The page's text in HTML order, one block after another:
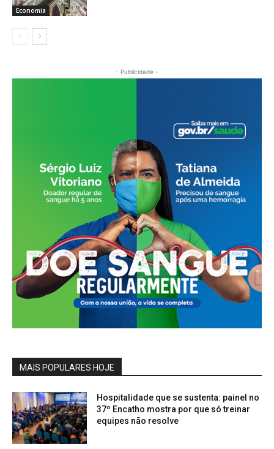
Economia
- Publicidade -
MAIS POPULARES HOJE
Hospitalidade que se sustenta: painel no
37º Encatho mostra por que só treinar
equipes não resolve